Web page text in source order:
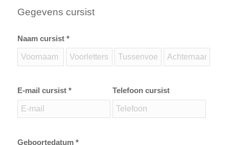
Gegevens cursist
Naam cursist *
E-mail cursist * Telefoon cursist
Geboortedatum *